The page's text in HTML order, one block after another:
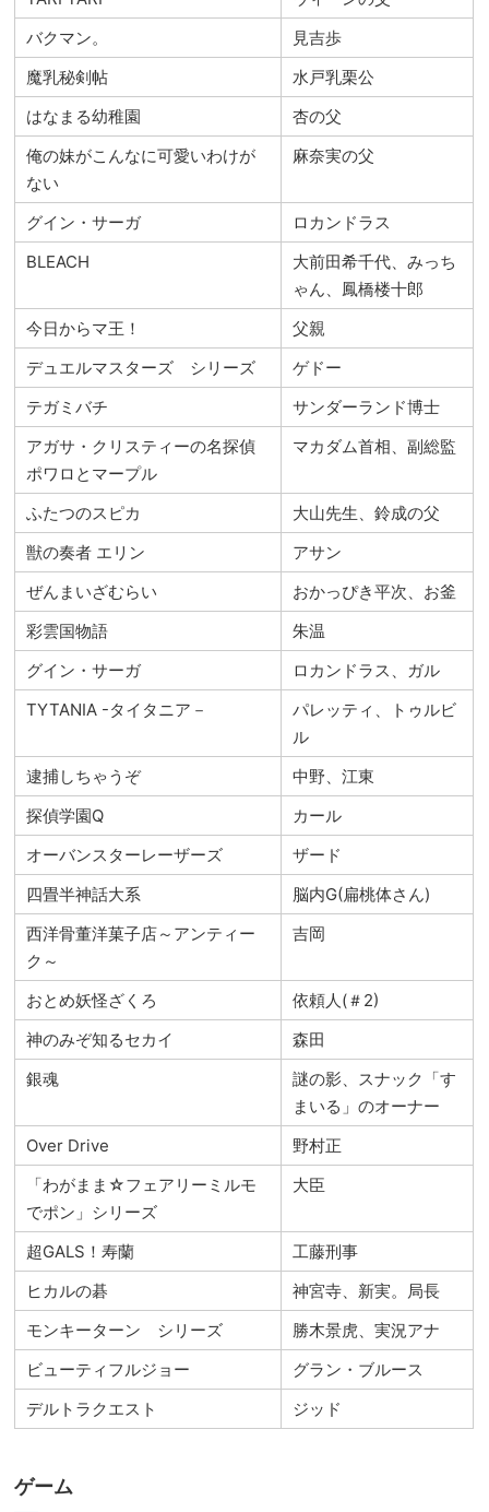
バクマン。
見吉歩
魔乳秘剣帖
水戸乳栗公
はなまる幼稚園
杏の父
俺の妹がこんなに可愛いわけが
ない
麻奈実の父
グイン・サーガ
ロカンドラス
BLEACH
大前田希千代、みっち
ゃん、鳳橋楼十郎
今日からマ王！
父親
デュエルマスターズ シリーズ
ゲドー
テガミバチ
サンダーランド博士
アガサ・クリスティーの名探偵
ポワロとマープル
マカダム首相、副総監
ふたつのスピカ
大山先生、鈴成の父
獣の奏者 エリン
アサン
ぜんまいざむらい
おかっぴき平次、お釜
彩雲国物語
朱温
グイン・サーガ
ロカンドラス、ガル
TYTANIA -タイタニア－
パレッティ、トゥルビ
ル
逮捕しちゃうぞ
中野、江東
探偵学園Q
カール
オーバンスターレーザーズ
ザード
四畳半神話大系
脳内G(扁桃体さん)
西洋骨董洋菓子店～アンティー
ク～
吉岡
おとめ妖怪ざくろ
依頼人(＃2)
神のみぞ知るセカイ
森田
銀魂
謎の影、スナック「す
まいる」のオーナー
Over Drive
野村正
「わがまま☆フェアリーミルモ
でポン」シリーズ
大臣
超GALS！寿蘭
工藤刑事
ヒカルの碁
神宮寺、新実。局長
モンキーターン シリーズ
勝木景虎、実況アナ
ビューティフルジョー
グラン・ブルース
デルトラクエスト
ジッド
ゲーム